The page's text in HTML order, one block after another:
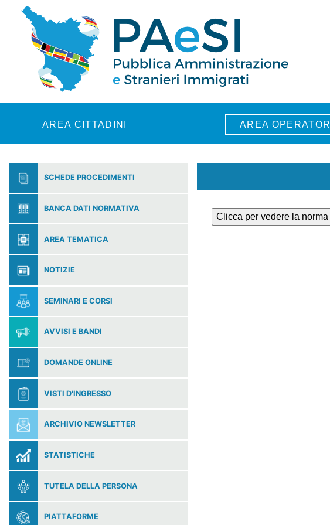
Skip to main content
AREA CITTADINI AREA OPERATORI
SCHEDE PROCEDIMENTI
BANCA DATI NORMATIVA
AREA TEMATICA
NOTIZIE
SEMINARI E CORSI
AVVISI E BANDI
DOMANDE ONLINE
VISTI D'INGRESSO
ARCHIVIO NEWSLETTER
STATISTICHE
TUTELA DELLA PERSONA
PIATTAFORME
Clicca per vedere la norma